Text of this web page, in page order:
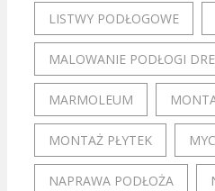
LISTWY PODŁOGOWE
MALOWANIE PODŁOGI
MARMOLEUM
MONTAŻ PŁYTEK
NAPRAWA PODŁOŻA